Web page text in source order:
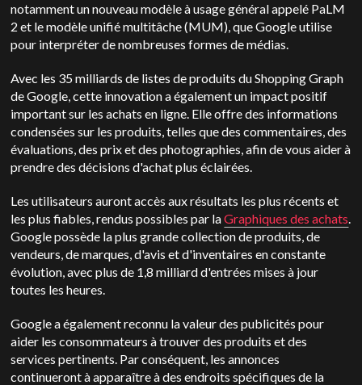
notamment un nouveau modèle à usage général appelé PaLM
2 et le modèle unifié multitâche (MUM), que Google utilise
pour interpréter de nombreuses formes de médias.
Avec les 35 milliards de listes de produits du Shopping Graph
de Google, cette innovation a également un impact positif
important sur les achats en ligne. Elle offre des informations
condensées sur les produits, telles que des commentaires, des
évaluations, des prix et des photographies, afin de vous aider à
prendre des décisions d'achat plus éclairées.
Les utilisateurs auront accès aux résultats les plus récents et
les plus fiables, rendus possibles par laGraphiques des achats.
Google possède la plus grande collection de produits, de
vendeurs, de marques, d'avis et d'inventaires en constante
évolution, avec plus de 1,8 milliard d'entrées mises à jour
toutes les heures.
Google a également reconnu la valeur des publicités pour
aider les consommateurs à trouver des produits et des
services pertinents. Par conséquent, les annonces
continueront à apparaître à des endroits spécifiques de la